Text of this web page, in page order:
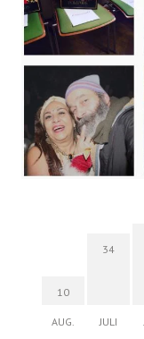
10
AUG.
34
JULI